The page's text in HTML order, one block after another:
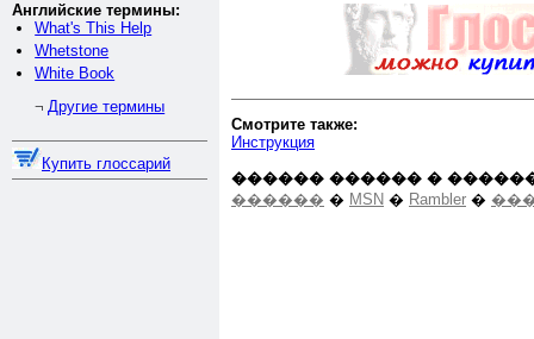
Английские термины:
What's This Help
Whetstone
White Book
¬ Другие термины
Купить глоссарий
Смотрите также:
Инструкция
������ ������ �
������ � MSN � Rambler �